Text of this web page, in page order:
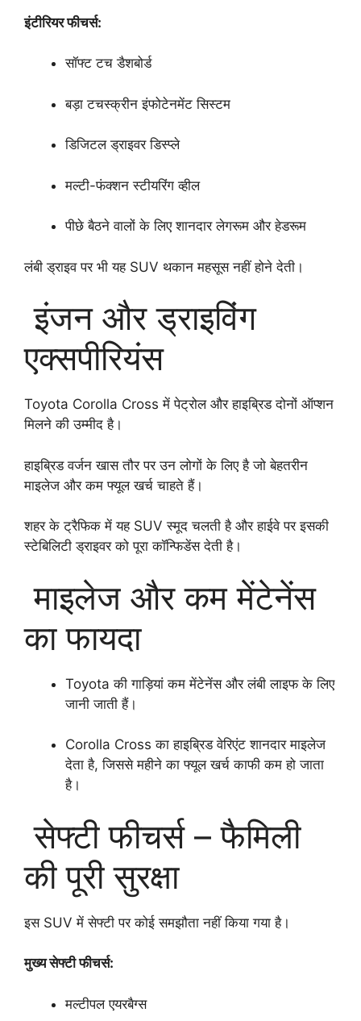
इंटीरियर फीचर्स:
सॉफ्ट टच डैशबोर्ड
बड़ा टचस्क्रीन इंफोटेनमेंट सिस्टम
डिजिटल ड्राइवर डिस्प्ले
मल्टी-फंक्शन स्टीयरिंग व्हील
पीछे बैठने वालों के लिए शानदार लेगरूम और हेडरूम
लंबी ड्राइव पर भी यह SUV थकान महसूस नहीं होने देती।
इंजन और ड्राइविंग
एक्सपीरियंस
Toyota Corolla Cross में पेट्रोल और हाइब्रिड दोनों ऑप्शन
मिलने की उम्मीद है।
हाइब्रिड वर्जन खास तौर पर उन लोगों के लिए है जो बेहतरीन
माइलेज और कम फ्यूल खर्च चाहते हैं।
शहर के ट्रैफिक में यह SUV स्मूद चलती है और हाईवे पर इसकी
स्टेबिलिटी ड्राइवर को पूरा कॉन्फिडेंस देती है।
माइलेज और कम मेंटेनेंस
का फायदा
Toyota की गाड़ियां कम मेंटेनेंस और लंबी लाइफ के लिए
जानी जाती हैं।
Corolla Cross का हाइब्रिड वेरिएंट शानदार माइलेज
देता है, जिससे महीने का फ्यूल खर्च काफी कम हो जाता
है।
सेफ्टी फीचर्स – फैमिली
की पूरी सुरक्षा
इस SUV में सेफ्टी पर कोई समझौता नहीं किया गया है।
मुख्य सेफ्टी फीचर्स:
मल्टीपल एयरबैग्स